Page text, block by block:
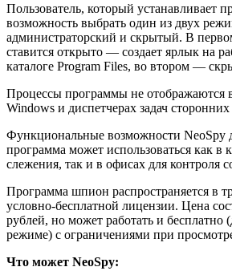
Пользователь, который устанавливает
возможность выбрать один из двух
администраторский и скрытый. В
ставится открыто — создает ярлык на
каталоге Program Files, во втором —
Процессы программы не отображаются в
Windows и диспетчерах задач
Функциональные возможности NeoSpy
программа может использоваться как в
слежения, так и в офисах для контроля
Программа шпион распространяется в
условно-бесплатной лицензии. Цена
рублей, но может работать и бесплатно
режиме) с ограничениями при
Что может NeoSpy: